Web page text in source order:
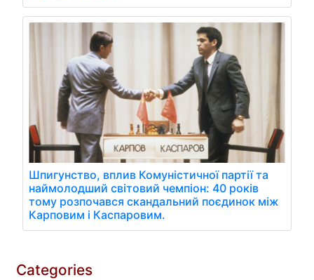
Шпигунство, вплив Комуністичної партії та
наймолодший світовий чемпіон: 40 років
тому розпочався скандальний поєдинок між
Карповим і Каспаровим.
Categories